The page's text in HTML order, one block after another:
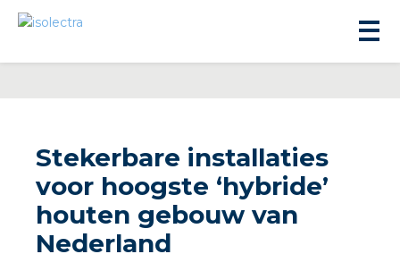
Stekerbare installaties
voor hoogste ‘hybride’
houten gebouw van
Nederland